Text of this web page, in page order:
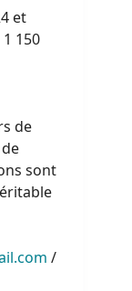
et
150
de
sont
/